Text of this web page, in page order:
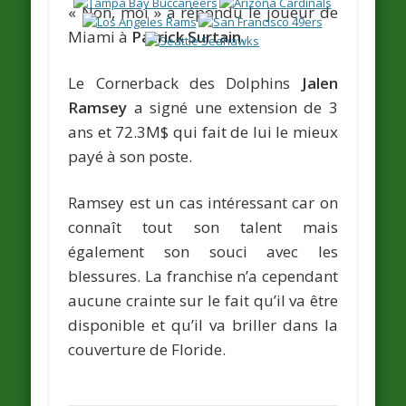
« Non, moi » a répondu le joueur de
Miami à Patrick Surtain.
Le Cornerback des Dolphins Jalen
Ramsey a signé une extension de 3
ans et 72.3M$ qui fait de lui le mieux
payé à son poste.
Ramsey est un cas intéressant car on
connaît tout son talent mais
également son souci avec les
blessures. La franchise n’a cependant
aucune crainte sur le fait qu’il va être
disponible et qu’il va briller dans la
couverture de Floride.